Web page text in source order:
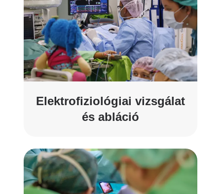
Elektrofiziológiai vizsgálat
és abláció